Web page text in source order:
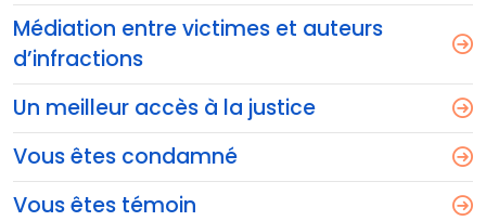
Médiation entre victimes et auteurs
d’infractions
Un meilleur accès à la justice
Vous êtes condamné
Vous êtes témoin